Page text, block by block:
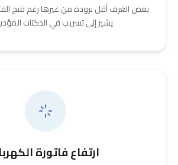
بعض الغرف أقل برودة من غيرها رغم فتح
يشير إلى تسريب في الدكتات
ارتفاع فاتورة